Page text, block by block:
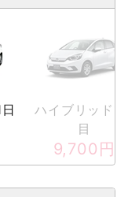
ハイブリッド1
目
9,700 円